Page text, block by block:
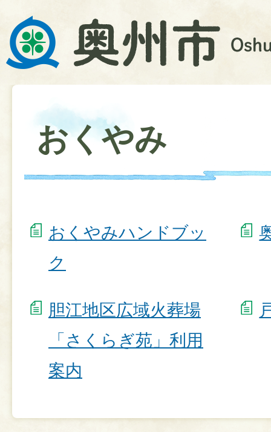
おくやみ
おくやみハンドブッ
ク
胆江地区広域火葬場
「さくらぎ苑」利用
案内